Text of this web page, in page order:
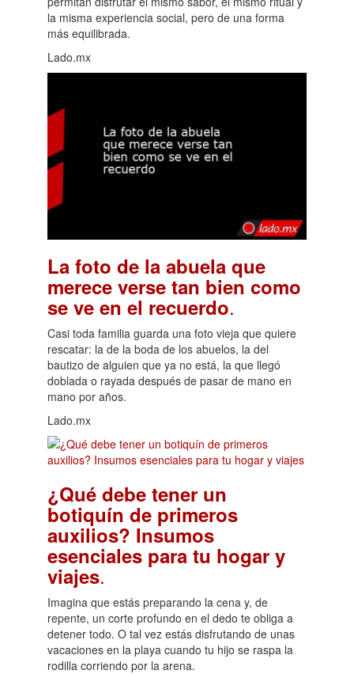
la misma experiencia social, pero de una forma
más equilibrada.
Lado.mx
La foto de la abuela que
merece verse tan bien como
se ve en el recuerdo.
Casi toda familia guarda una foto vieja que quiere
rescatar: la de la boda de los abuelos, la del
bautizo de alguien que ya no está, la que llegó
doblada o rayada después de pasar de mano en
mano por años.
Lado.mx
¿Qué debe tener un
botiquín de primeros
auxilios? Insumos
esenciales para tu hogar y
viajes.
Imagina que estás preparando la cena y, de
repente, un corte profundo en el dedo te obliga a
detener todo. O tal vez estás disfrutando de unas
vacaciones en la playa cuando tu hijo se raspa la
rodilla corriendo por la arena.